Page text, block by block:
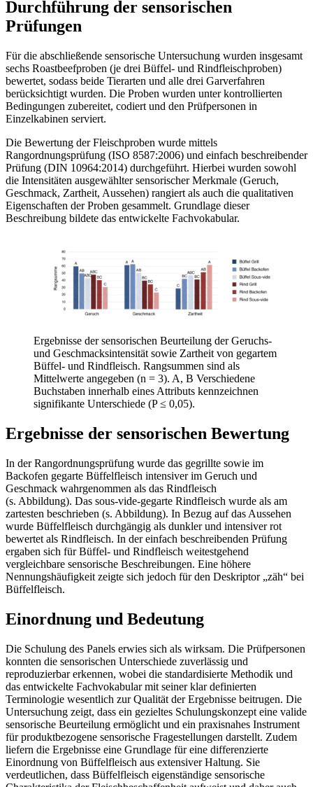
Durchführung der sensorischen
Prüfungen
Für die abschließende sensorische Untersuchung wurden insgesamt
sechs Roastbeefproben (je drei Büffel- und Rindfleischproben)
bewertet, sodass beide Tierarten und alle drei Garverfahren
berücksichtigt wurden. Die Proben wurden unter kontrollierten
Bedingungen zubereitet, codiert und den Prüfpersonen in
Einzelkabinen serviert.
Die Bewertung der Fleischproben wurde mittels
Rangordnungsprüfung (ISO 8587:2006) und einfach beschreibender
Prüfung (DIN 10964:2014) durchgeführt. Hierbei wurden sowohl
die Intensitäten ausgewählter sensorischer Merkmale (Geruch,
Geschmack, Zartheit, Aussehen) rangiert als auch die qualitativen
Eigenschaften der Proben gesammelt. Grundlage dieser
Beschreibung bildete das entwickelte Fachvokabular.
Ergebnisse der sensorischen Beurteilung der Geruchs-
und Geschmacksintensität sowie Zartheit von gegartem
Büffel- und Rindfleisch. Rangsummen sind als
Mittelwerte angegeben (n = 3). A, B Verschiedene
Buchstaben innerhalb eines Attributs kennzeichnen
signifikante Unterschiede (P ≤ 0,05).
Ergebnisse der sensorischen Bewertung
In der Rangordnungsprüfung wurde das gegrillte sowie im
Backofen gegarte Büffelfleisch intensiver im Geruch und
Geschmack wahrgenommen als das Rindfleisch
(s. Abbildung). Das sous-vide-gegarte Rindfleisch wurde als am
zartesten beschrieben (s. Abbildung). In Bezug auf das Aussehen
wurde Büffelfleisch durchgängig als dunkler und intensiver rot
bewertet als Rindfleisch. In der einfach beschreibenden Prüfung
ergaben sich für Büffel- und Rindfleisch weitestgehend
vergleichbare sensorische Beschreibungen. Eine höhere
Nennungshäufigkeit zeigte sich jedoch für den Deskriptor „zäh“ bei
Büffelfleisch.
Einordnung und Bedeutung
Die Schulung des Panels erwies sich als wirksam. Die Prüfpersonen
konnten die sensorischen Unterschiede zuverlässig und
reproduzierbar erkennen, wobei die standardisierte Methodik und
das entwickelte Fachvokabular mit seiner klar definierten
Terminologie wesentlich zur Qualität der Ergebnisse beitrugen. Die
Untersuchung zeigt, dass ein gezieltes Schulungskonzept eine valide
sensorische Beurteilung ermöglicht und ein praxisnahes Instrument
für produktbezogene sensorische Fragestellungen darstellt. Zudem
liefern die Ergebnisse eine Grundlage für eine differenzierte
Einordnung von Büffelfleisch aus extensiver Haltung. Sie
verdeutlichen, dass Büffelfleisch eigenständige sensorische